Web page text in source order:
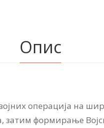
Опис
операција на
формирање